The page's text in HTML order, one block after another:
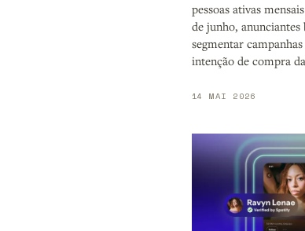
pessoas ativas
de junho,
segmentar
intenção de compra
14 MAI 2026